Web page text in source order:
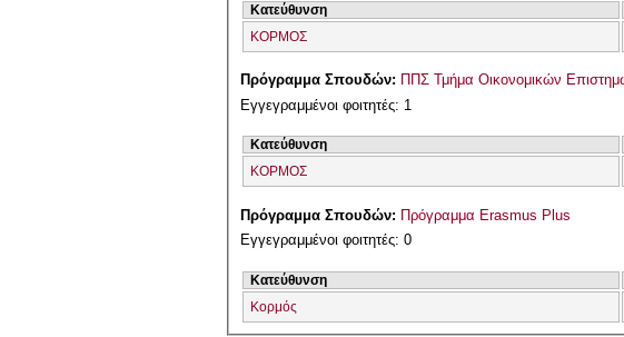
Κατεύθυνση
ΚΟΡΜΟΣ
Πρόγραμμα Σπουδών: ΠΠΣ Τμήμα Οικονομικών
Εγγεγραμμένοι φοιτητές: 1
Κατεύθυνση
ΚΟΡΜΟΣ
Πρόγραμμα Σπουδών: Πρόγραμμα Erasmus Plus
Εγγεγραμμένοι φοιτητές: 0
Κατεύθυνση
Κορμός